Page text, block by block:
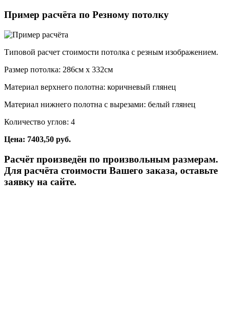
Пример расчёта по Резному потолку
Типовой расчет стоимости потолка с резным изображением.
Размер потолка: 286см x 332см
Материал верхнего полотна: коричневый глянец
Материал нижнего полотна с вырезами: белый глянец
Количество углов: 4
Цена: 7403,50 руб.
Расчёт произведён по произвольным размерам.
Для расчёта стоимости Вашего заказа, оставьте
заявку на сайте.